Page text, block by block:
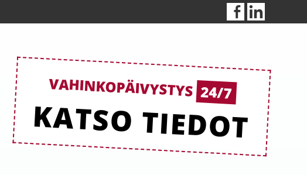
VAHINKOPÄIVYSTYS24/7
KATSO TIEDOT